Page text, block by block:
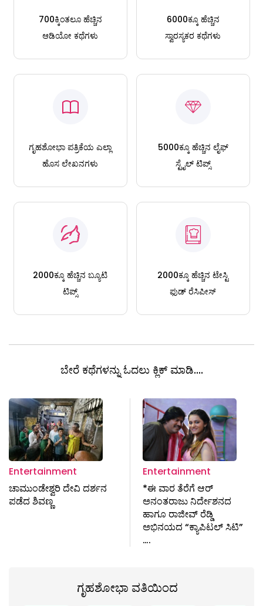
700ಕ್ಕಿಂತಲೂ ಹೆಚ್ಚಿನ
ಆಡಿಯೋ ಕಥೆಗಳು
6000ಕ್ಕೂ ಹೆಚ್ಚಿನ
ಸ್ವಾರಸ್ಯಕರ ಕಥೆಗಳು
ಗೃಹಶೋಭಾ ಪತ್ರಿಕೆಯ ಎಲ್ಲಾ
ಹೊಸ ಲೇಖನಗಳು
5000ಕ್ಕೂ ಹೆಚ್ಚಿನ ಲೈಫ್
ಸ್ಟೈಲ್ ಟಿಪ್ಸ್
2000ಕ್ಕೂ ಹೆಚ್ಚಿನ ಬ್ಯೂಟಿ
ಟಿಪ್ಸ್
2000ಕ್ಕೂ ಹೆಚ್ಚಿನ ಟೇಸ್ಟಿ
ಫುಡ್ ರೆಸಿಪೀಸ್
ಬೇರೆ ಕಥೆಗಳನ್ನು ಓದಲು ಕ್ಲಿಕ್ ಮಾಡಿ....
Entertainment
ಚಾಮುಂಡೇಶ್ವರಿ ದೇವಿ ದರ್ಶನ
ಪಡೆದ ಶಿವಣ್ಣ
Entertainment
*ಈ ವಾರ ತೆರೆಗೆ ಆರ್
ಅನಂತರಾಜು ನಿರ್ದೇಶನದ
ಹಾಗೂ ರಾಜೀವ್ ರೆಡ್ಡಿ
ಅಭಿನಯದ “ಕ್ಯಾಪಿಟಲ್ ಸಿಟಿ”
….
ಗೃಹಶೋಭಾ ವತಿಯಿಂದ